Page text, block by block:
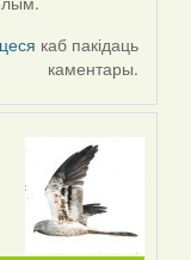
каб пакідаць
каментары.